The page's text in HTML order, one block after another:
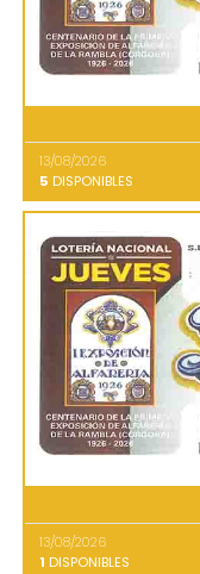
13/08/2026
5 DISPONIBLES
13/08/2026
1 DISPONIBLES